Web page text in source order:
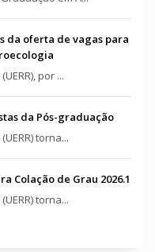
da oferta de vagas para
por ...
da Pós-graduação
torna...
Colação de Grau 2026.1
torna...